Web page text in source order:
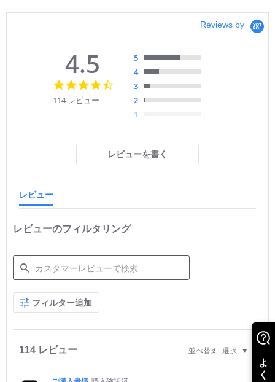
Reviews by
4.5
r
a
t
114 レビュー
5
4
3
2
1
レビューを書く
レビュー
レビューのフィルタリング
r
フィルター追加
114 レビュー 並べ替え: 選択